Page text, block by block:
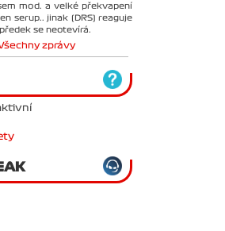
mod. a velké překvapení
serup.. jinak (DRS) reaguje
se neotevírá.
zprávy